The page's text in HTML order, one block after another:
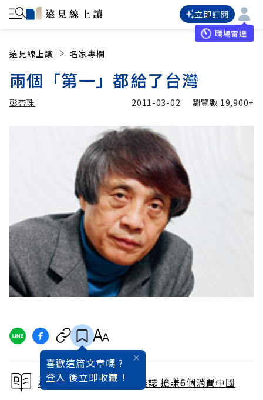
立即訂閱
職場雷達
遠見線上讀 名家專欄
兩個「第一」都給了台灣
彭杏珠
加入追蹤
2011-03-02 瀏覽數 19,900+
喜歡這篇文章嗎 ?
登入 後立即收藏 !
本文出自 2011 / 3月號雜誌 搶賺6個消費中國